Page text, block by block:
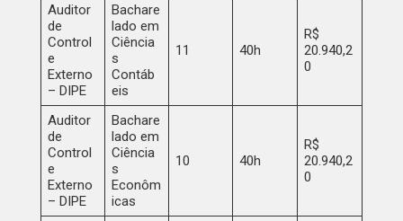
Auditor
de
Control
e
Externo
– DIPE
Bachare
lado em
Ciência
s
Contáb
eis
11 40h
R$
20.940,2
0
Auditor
de
Control
e
Externo
– DIPE
Bachare
lado em
Ciência
s
Econôm
icas
10 40h
R$
20.940,2
0